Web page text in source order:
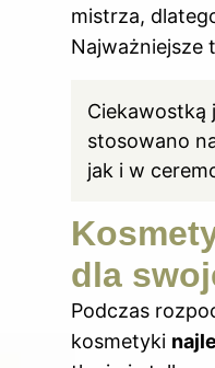
mistrza,
Najważniejsze
Ciekawostką
stosowano
jak i w
dla
Podczas
kosmetyki